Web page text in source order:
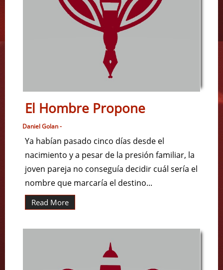
El Hombre Propone
Daniel Golan -
Ya habían pasado cinco días desde el
nacimiento y a pesar de la presión familiar, la
joven pareja no conseguía decidir cuál sería el
nombre que marcaría el destino...
Read More